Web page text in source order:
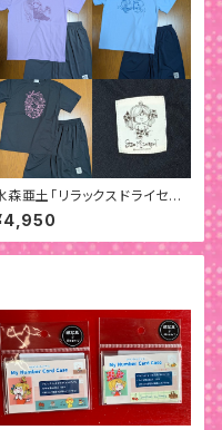
森亜土「リラックスドライセット
ップ」